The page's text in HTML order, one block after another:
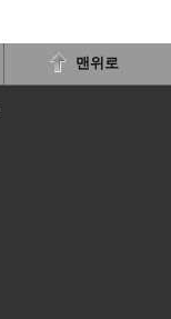
맨위로